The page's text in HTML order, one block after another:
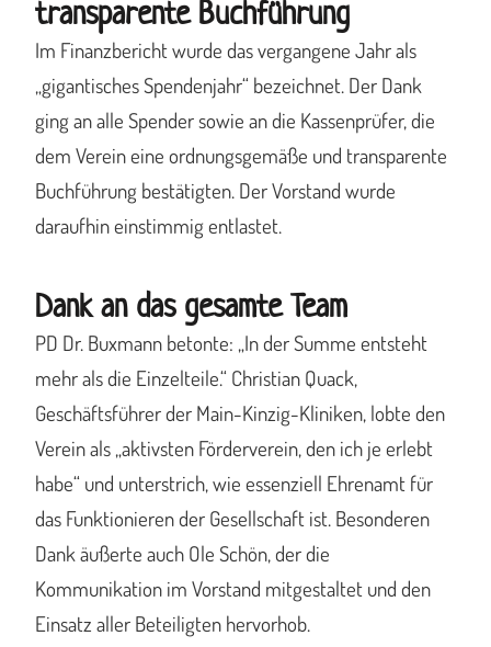
transparente Buchführung
Im Finanzbericht wurde das vergangene Jahr als
„gigantisches Spendenjahr“ bezeichnet. Der Dank
ging an alle Spender sowie an die Kassenprüfer, die
dem Verein eine ordnungsgemäße und transparente
Buchführung bestätigten. Der Vorstand wurde
daraufhin einstimmig entlastet.
Dank an das gesamte Team
PD Dr. Buxmann betonte: „In der Summe entsteht
mehr als die Einzelteile.“ Christian Quack,
Geschäftsführer der Main-Kinzig-Kliniken, lobte den
Verein als „aktivsten Förderverein, den ich je erlebt
habe“ und unterstrich, wie essenziell Ehrenamt für
das Funktionieren der Gesellschaft ist. Besonderen
Dank äußerte auch Ole Schön, der die
Kommunikation im Vorstand mitgestaltet und den
Einsatz aller Beteiligten hervorhob.